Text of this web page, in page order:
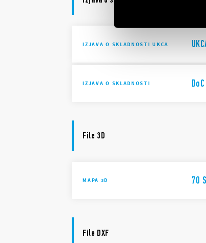
IZJAVA O SKLADNOSTI UKCA
IZJAVA O SKLADNOSTI
File 3D
MAPA 3D 70
File DXF